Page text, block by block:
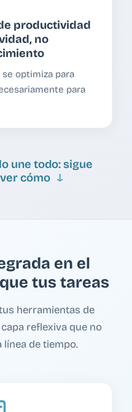
productividad
no
optimiza para
para
une todo: sigue
cómo ↓
en el
tus tareas
herramientas de
reflexiva que no
línea de tiempo.